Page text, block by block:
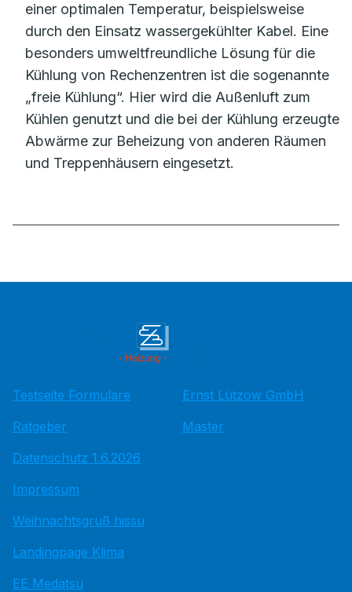
einer optimalen Temperatur, beispielsweise
durch den Einsatz wassergekühlter Kabel. Eine
besonders umweltfreundliche Lösung für die
Kühlung von Rechenzentren ist die sogenannte
„freie Kühlung“. Hier wird die Außenluft zum
Kühlen genutzt und die bei der Kühlung erzeugte
Abwärme zur Beheizung von anderen Räumen
und Treppenhäusern eingesetzt.
Testseite Formulare
Ratgeber
Datenschutz 1.6.2026
Impressum
Weihnachtsgruß hissu
Landingpage Klima
EE Medatsu
Ernst Lützow GmbH
Master